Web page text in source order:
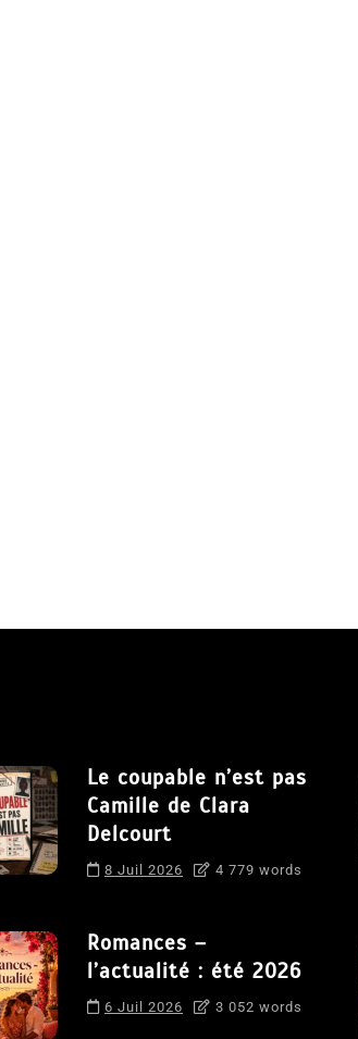
Le coupable n’est pas
Camille de Clara
Delcourt
8 Juil 2026 4 779 words
Romances –
l’actualité : été 2026
6 Juil 2026 3 052 words